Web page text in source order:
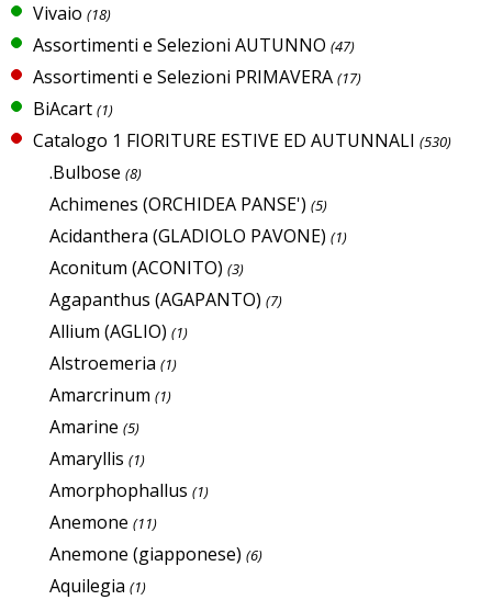
Vivaio (18)
Assortimenti e Selezioni AUTUNNO (47)
Assortimenti e Selezioni PRIMAVERA (17)
BiAcart (1)
Catalogo 1 FIORITURE ESTIVE ED AUTUNNALI (530)
.Bulbose (8)
Achimenes (ORCHIDEA PANSE') (5)
Acidanthera (GLADIOLO PAVONE) (1)
Aconitum (ACONITO) (3)
Agapanthus (AGAPANTO) (7)
Allium (AGLIO) (1)
Alstroemeria (1)
Amarcrinum (1)
Amarine (5)
Amaryllis (1)
Amorphophallus (1)
Anemone (11)
Anemone (giapponese) (6)
Aquilegia (1)